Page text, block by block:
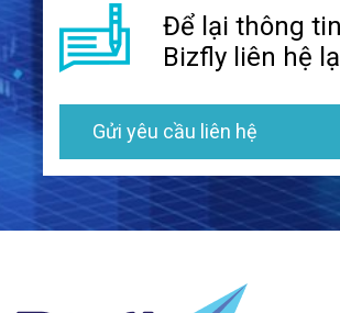
Để lại thông
Bizfly liên hệ
Gửi yêu cầu liên hệ